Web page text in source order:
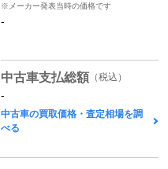
※メーカー発表当時の価格です
-
中古車支払総額 （税込）
-
中古車の買取価格・査定相場を調
べる